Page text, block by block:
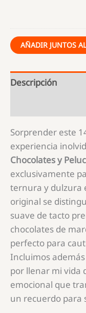
AÑADIR JUNTOS
Descripción
Sorprender este
experiencia
Chocolates y
exclusivamente
ternura y dulzura
original se
suave de tacto
chocolates de
perfecto para
Incluimos
por llenar mi vida
emocional que
un recuerdo para